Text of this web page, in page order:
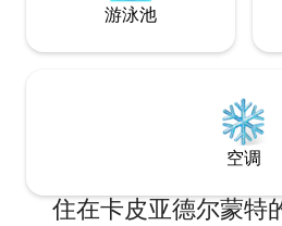
游泳池
空调
住在卡皮亚德尔蒙特